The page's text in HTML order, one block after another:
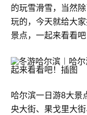
的玩雪滑雪，当然
玩的，今天就给大
景点，一起来看看吧
哈尔滨一日游8大景
央大街、果戈里大